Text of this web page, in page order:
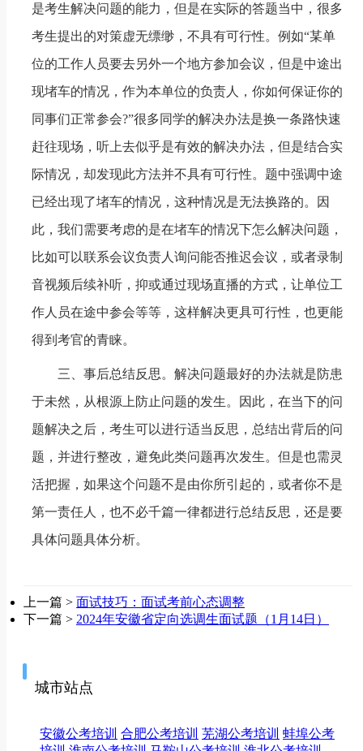
是考生解决问题的能力，但是在实际的答题当中，很多
考生提出的对策虚无缥缈，不具有可行性。例如“某单
位的工作人员要去另外一个地方参加会议，但是中途出
现堵车的情况，作为本单位的负责人，你如何保证你的
同事们正常参会?”很多同学的解决办法是换一条路快速
赶往现场，听上去似乎是有效的解决办法，但是结合实
际情况，却发现此方法并不具有可行性。题中强调中途
已经出现了堵车的情况，这种情况是无法换路的。因
此，我们需要考虑的是在堵车的情况下怎么解决问题，
比如可以联系会议负责人询问能否推迟会议，或者录制
音视频后续补听，抑或通过现场直播的方式，让单位工
作人员在途中参会等等，这样解决更具可行性，也更能
得到考官的青睐。
三、事后总结反思。解决问题最好的办法就是防患
于未然，从根源上防止问题的发生。因此，在当下的问
题解决之后，考生可以进行适当反思，总结出背后的问
题，并进行整改，避免此类问题再次发生。但是也需灵
活把握，如果这个问题不是由你所引起的，或者你不是
第一责任人，也不必千篇一律都进行总结反思，还是要
具体问题具体分析。
上一篇 > 面试技巧：面试考前心态调整
下一篇 > 2024年安徽省定向选调生面试题（1月14日）
城市站点
安徽公考培训 合肥公考培训 芜湖公考培训 蚌埠公考